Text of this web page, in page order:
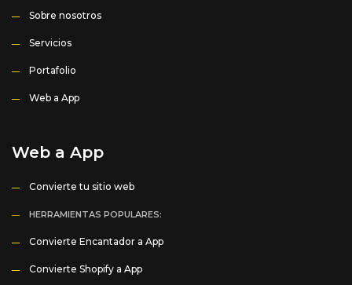
Sobre nosotros
Servicios
Portafolio
Web a App
Web a App
Convierte tu sitio web
HERRAMIENTAS POPULARES:
Convierte Encantador a App
Convierte Shopify a App